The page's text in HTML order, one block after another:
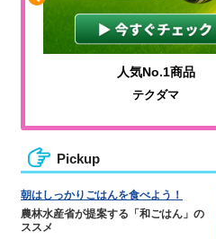
人気No.1商品
テクダマ
Pickup
朝はしっかりごはんを食べよう！
農林水産省が提案する「和ごはん」の
ススメ